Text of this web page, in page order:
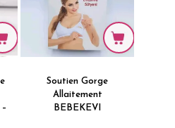
Soutien Gorge
Allaitement
BEBEKEVI